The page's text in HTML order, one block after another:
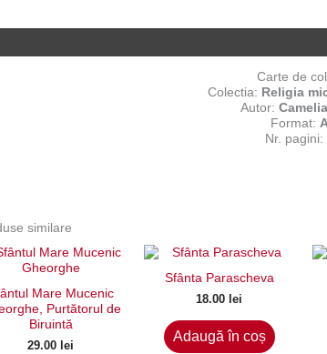
Carte de
Colectia: Religia
Autor:
Format:
Nr. pagini:
similare
Mare Mucenic
Purtătorul de
Biruintă
29.00 lei
Sfânta Parascheva
18.00 lei
Adaugă în coș